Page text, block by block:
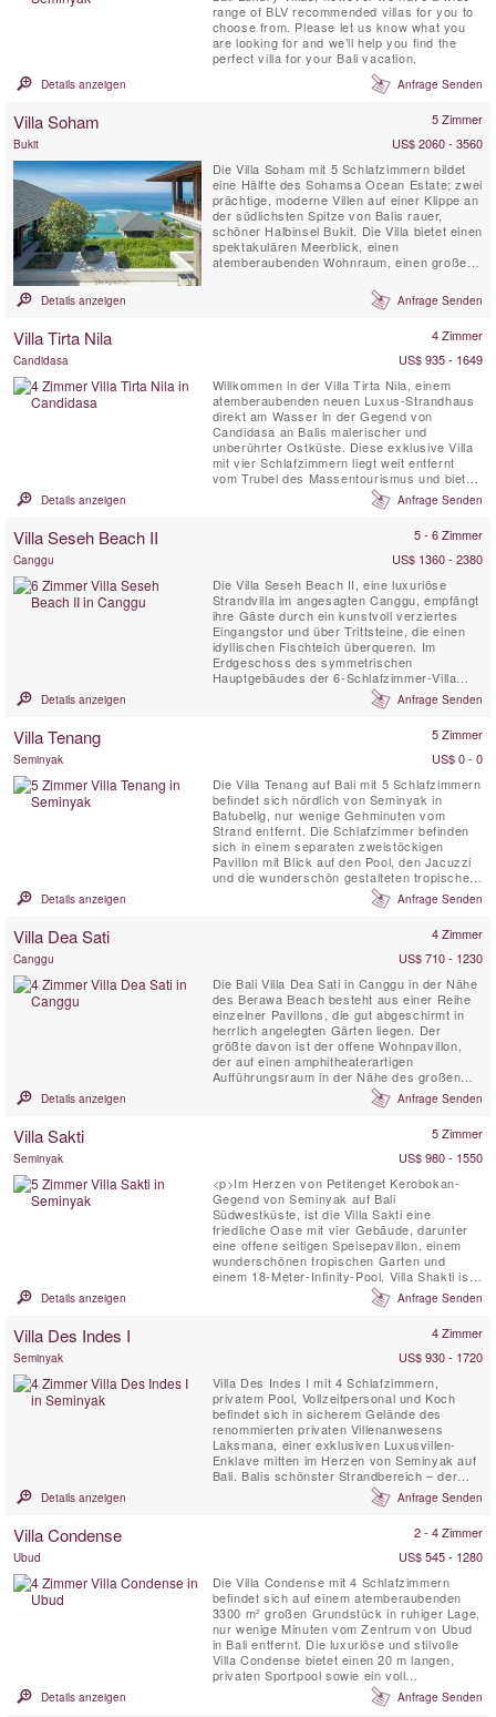
range of BLV recommended villas for you to
choose from. Please let us know what you
are looking for and we’ll help you find the
perfect villa for your Bali vacation.
Details anzeigen Anfrage Senden
Villa Soham 5 Zimmer
Bukit
US$ 2060 - 3560
Die Villa Soham mit 5 Schlafzimmern bildet
eine Hälfte des Sohamsa Ocean Estate; zwei
prächtige, moderne Villen auf einer Klippe an
der südlichsten Spitze von Balis rauer,
schöner Halbinsel Bukit. Die Villa bietet einen
spektakulären Meerblick, einen
atemberaubenden Wohnraum, einen großen
Massageraum. Vollständig besetzt,
einschließlich eines erfahrenen Kochs und
Details anzeigen Anfrage Senden
Villa Tirta Nila 4 Zimmer
Candidasa
US$ 935 - 1649
Willkommen in der Villa Tirta Nila, einem
atemberaubenden neuen Luxus-Strandhaus
direkt am Wasser in der Gegend von
Candidasa an Balis malerischer und
unberührter Ostküste. Diese exklusive Villa
mit vier Schlafzimmern liegt weit entfernt
vom Trubel des Massentourismus und bietet
einen herrlichen Blick auf Balis herrliche
Küste und die vorgelagerten Inseln.
Details anzeigen Anfrage Senden
Villa Seseh Beach II 5 - 6 Zimmer
Canggu
US$ 1360 - 2380
Die Villa Seseh Beach II, eine luxuriöse
Strandvilla im angesagten Canggu, empfängt
ihre Gäste durch ein kunstvoll verziertes
Eingangstor und über Trittsteine, die einen
idyllischen Fischteich überqueren. Im
Erdgeschoss des symmetrischen
Hauptgebäudes der 6-Schlafzimmer-Villa
befindet sich ein großzügiges Wohnzimmer
mit Fernsehbereich, Getränkebar und
ein Gästezimmer sowie ein Zimmer mit vier
Details anzeigen Anfrage Senden
Villa Tenang 5 Zimmer
Seminyak
US$ 0 - 0
Die Villa Tenang auf Bali mit 5 Schlafzimmern
befindet sich nördlich von Seminyak in
Batubelig, nur wenige Gehminuten vom
Strand entfernt. Die Schlafzimmer befinden
sich in einem separaten zweistöckigen
Pavillon mit Blick auf den Pool, den Jacuzzi
und die wunderschön gestalteten tropischen
Gärten. Der Pavillon besteht aus zwei
Hauptsuiten im Erdgeschoss, die jeweils
Diese eleganten Bäder sind mit einer
Details anzeigen Anfrage Senden
Villa Dea Sati 4 Zimmer
Canggu
US$ 710 - 1230
Die Bali Villa Dea Sati in Canggu in der Nähe
des Berawa Beach besteht aus einer Reihe
einzelner Pavillons, die gut abgeschirmt in
herrlich angelegten Gärten liegen. Der
größte davon ist der offene Wohnpavillon,
der auf einen amphitheaterartigen
Aufführungsraum in der Nähe des großen
Freiform-Swimmingpools blickt. Um den Pool
herum befinden sich vier Joglo-Pavillons, die
Sonnenterrasse beherbergen. Darunter
Details anzeigen Anfrage Senden
Villa Sakti 5 Zimmer
Seminyak
US$ 980 - 1550
<p>Im Herzen von Petitenget Kerobokan-
Gegend von Seminyak auf Bali
Südwestküste, ist die Villa Sakti eine
friedliche Oase mit vier Gebäude, darunter
eine offene seitigen Speisepavillon, einem
wunderschönen tropischen Garten und
einem 18-Meter-Infinity-Pool. Villa Shakti ist
auf die anspruchsvollen Spezifikationen der
renommierte niederländische Architekt Joost
Details anzeigen Anfrage Senden
Villa Des Indes I 4 Zimmer
Seminyak
US$ 930 - 1720
Villa Des Indes I mit 4 Schlafzimmern,
privatem Pool, Vollzeitpersonal und Koch
befindet sich in sicherem Gelände des
renommierten privaten Villenanwesens
Laksmana, einer exklusiven Luxusvillen-
Enklave mitten im Herzen von Seminyak auf
Bali. Balis schönster Strandbereich – der
weite Petitenget Beach – ist nur fünf
Gehminuten entfernt. Viele der berühmtesten
einen kurzen Spaziergang entfernt, darunter
Ku De Ta, Metis, Sarong und ...
Details anzeigen Anfrage Senden
Villa Condense 2 - 4 Zimmer
Ubud
US$ 545 - 1280
Die Villa Condense mit 4 Schlafzimmern
befindet sich auf einem atemberaubenden
3300 m² großen Grundstück in ruhiger Lage,
nur wenige Minuten vom Zentrum von Ubud
in Bali entfernt. Die luxuriöse und stilvolle
Villa Condense bietet einen 20 m langen,
privaten Sportpool sowie ein voll
ausgestattetes Spa mit ausgebildeten
Schönheitstherapeuten, einem Küchenchef
Details anzeigen Anfrage Senden